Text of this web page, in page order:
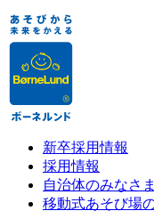
新卒採用情報
採用情報
自治体のみなさ
移動式あそび場